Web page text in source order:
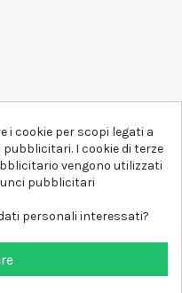
un messaggio importante.
e di tendenza, di una felpa
esclusivo,D-SHIRTha
i cookie per scopi legati a
I cookie di terze
vengono utilizzati
pubblicitari
personali interessati?